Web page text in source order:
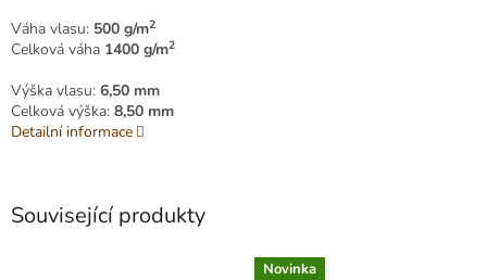
Váha vlasu: 500 g/m2
Celková váha 1400 g/m2
Výška vlasu: 6,50 mm
Celková výška: 8,50 mm
Detailní informace
Související produkty
Novinka